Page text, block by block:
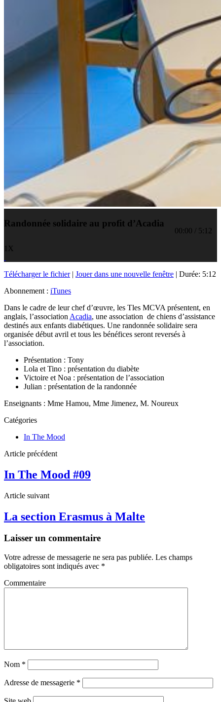
Randonnée solidaire au profit d’Acadia
00:00 / 5:12
1X
Télécharger le fichier| Jouer dans une nouvelle fenêtre | Durée: 5:12
Abonnement : iTunes
Dans le cadre de leur chef d’œuvre, les Tles MCVA présentent, en
anglais, l’association Acadia, une association de chiens d’assistance
destinés aux enfants diabétiques. Une randonnée solidaire sera
organisée début avril et tous les bénéfices seront reversés à
l’association.
Présentation : Tony
Lola et Tino : présentation du diabète
Victoire et Noa : présentation de l’association
Julian : présentation de la randonnée
Enseignants : Mme Hamou, Mme Jimenez, M. Noureux
Catégories
In The Mood
Article précédent
In The Mood #09
Article suivant
La section Erasmus à Malte
Laisser un commentaire
Votre adresse de messagerie ne sera pas publiée. Les champs
obligatoires sont indiqués avec *
Commentaire
Nom *
Adresse de messagerie *